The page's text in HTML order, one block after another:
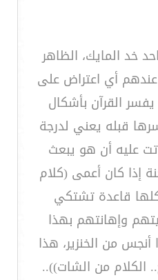
خد المايك، الظاهر
أي اعتراض على
القرآن بأشكال
قبله يعني لدرجة
عليه أن هو يبعث
إذا كان أعمى (كلام
كلها قاعدة تشتكي
وإهانتهم بهذا
من الخنزير، هذا
الكلام من الشات))..